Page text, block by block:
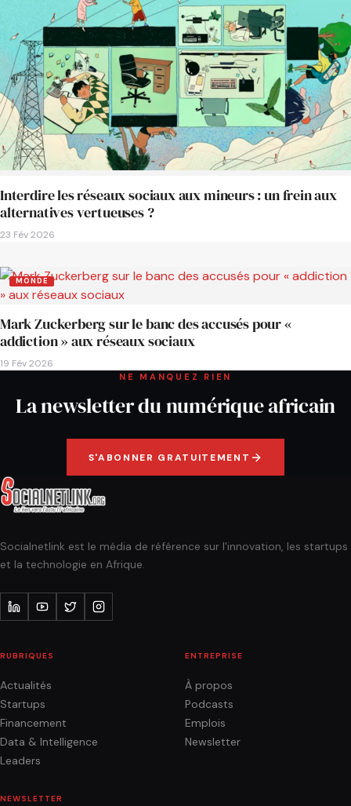
Interdire les réseaux sociaux aux mineurs : un frein aux
alternatives vertueuses ?
23 Fév 2026
MONDE
Mark Zuckerberg sur le banc des accusés pour «
addiction » aux réseaux sociaux
19 Fév 2026
NE MANQUEZ RIEN
La newsletter du numérique africain
S'ABONNER GRATUITEMENT
Socialnetlink est le média de référence sur l'innovation, les startups
et la technologie en Afrique.
RUBRIQUES
Actualités
Startups
Financement
Data & Intelligence
Leaders
ENTREPRISE
À propos
Podcasts
Emplois
Newsletter
NEWSLETTER